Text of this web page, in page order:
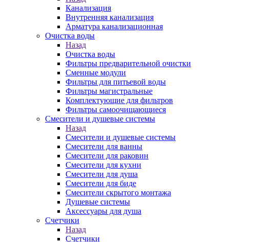
Канализация
Внутренняя канализация
Арматура канализационная
Очистка воды
Назад
Очистка воды
Фильтры предварительной очистки
Сменные модули
Фильтры для питьевой воды
Фильтры магистральные
Комплектующие для фильтров
Фильтры самоочищающиеся
Смесители и душевые системы
Назад
Смесители и душевые системы
Смесители для ванны
Смесители для раковин
Смесители для кухни
Смесители для душа
Смесители для биде
Смесители скрытого монтажа
Душевые системы
Аксессуары для душа
Счетчики
Назад
Счетчики